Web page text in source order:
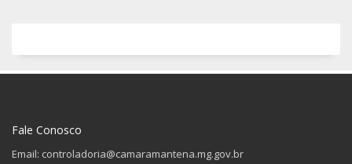
Fale Conosco
Email: controladoria@camaramantena.mg.gov.br